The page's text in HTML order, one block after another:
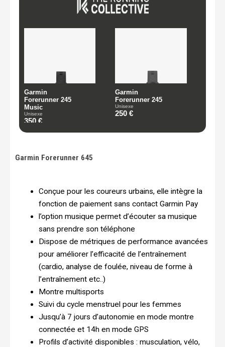
Garmin Forerunner 645
Conçue pour les coureurs urbains, elle intègre la
fonction de paiement sans contact Garmin Pay
l’option musique permet d’écouter sa musique
sans prendre son téléphone
Dispose de métriques de performance avancées
pour améliorer l’efficacité de l’entraînement
(cardio, analyse de foulée, niveau de forme à
l’entraînement etc..)
Montre multisports
Suivi du cycle menstruel pour les femmes
Jusqu’à 7 jours d’autonomie en mode montre
connectée et 14h en mode GPS
Profils d’activité disponibles : musculation, vélo,